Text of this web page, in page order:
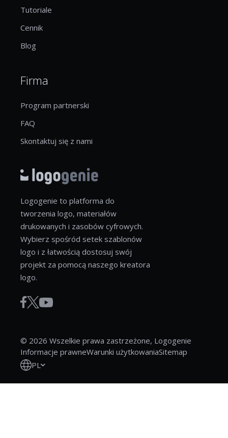
Tutoriale
Cennik
Blog
Firma
Program partnerski
FAQ
Skontaktuj się z nami
Logogenie to platforma do
tworzenia logo, materiałów
drukowanych i zasobów cyfrowych.
Wybierz spośród setek szablonów
logo i z łatwością dostosuj swój
projekt za pomocą naszego kreatora
logo.
© 2026 Wszelkie prawa zastrzeżone, Logogenie
Informacje prawneWarunki użytkowaniaSitemap
PL